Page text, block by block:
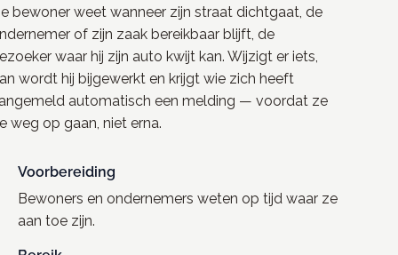
bewoner weet wanneer zijn straat dichtgaat, de
of zijn zaak bereikbaar blijft, de
waar hij zijn auto kwijt kan. Wijzigt er iets,
wordt hij bijgewerkt en krijgt wie zich heeft
automatisch een melding — voordat ze
weg op gaan, niet erna.
Voorbereiding
Bewoners en ondernemers weten op tijd waar ze
aan toe zijn.